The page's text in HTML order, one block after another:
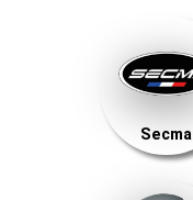
Secma